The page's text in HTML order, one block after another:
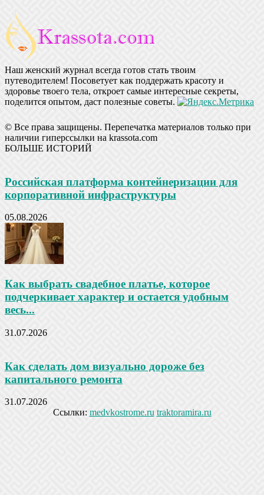
Наш женский журнал всегда готов стать твоим
путеводителем! Посоветует как поддержать красоту и
здоровье твоего тела, откроет самые интересные секреты,
поделится опытом, даст полезные советы.
© Все права защищены. Перепечатка материалов только при
наличии гиперссылки на krassota.com
БОЛЬШЕ ИСТОРИЙ
Российская платформа контейнеризации для
корпоративной инфраструктуры
05.08.2026
Как выбрать свадебное платье, которое
подчеркивает характер и остается удобным
весь...
31.07.2026
Как сделать дом визуально дороже без
капитального ремонта
31.07.2026
Ссылки: medvkostrome.ru traktoramira.ru